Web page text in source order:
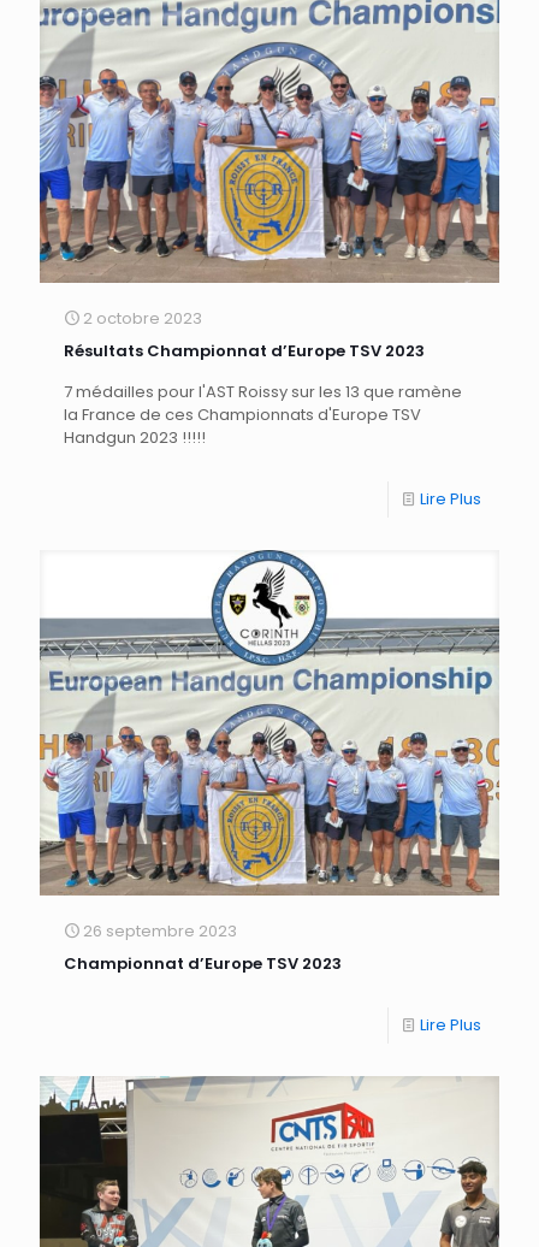
2 octobre 2023
Résultats Championnat d’Europe TSV 2023
7 médailles pour l'AST Roissy sur les 13 que ramène
la France de ces Championnats d'Europe TSV
Handgun 2023 !!!!!
Lire Plus
26 septembre 2023
Championnat d’Europe TSV 2023
Lire Plus